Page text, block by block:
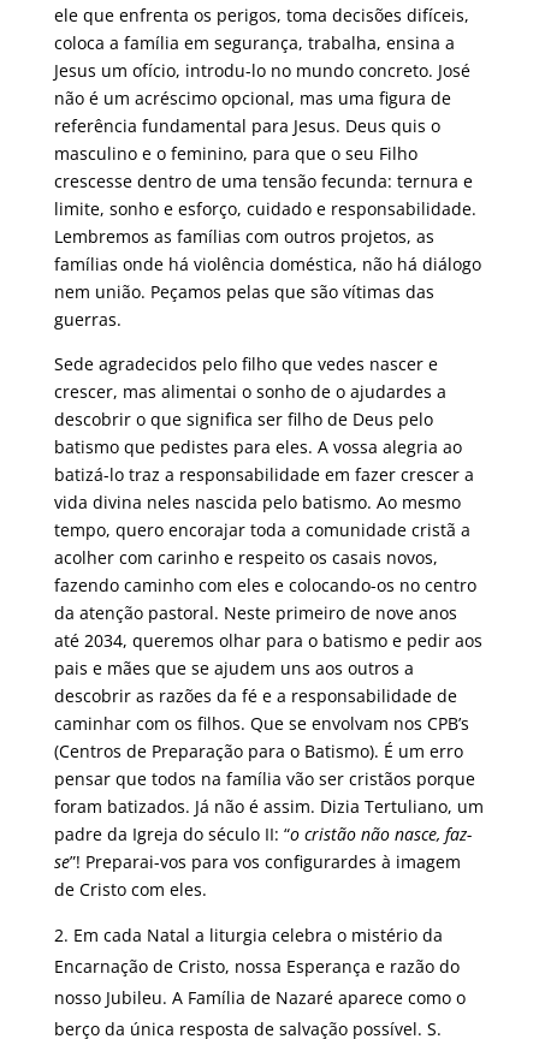
ele que enfrenta os perigos, toma decisões difíceis,
coloca a família em segurança, trabalha, ensina a
Jesus um ofício, introdu-lo no mundo concreto. José
não é um acréscimo opcional, mas uma figura de
referência fundamental para Jesus. Deus quis o
masculino e o feminino, para que o seu Filho
crescesse dentro de uma tensão fecunda: ternura e
limite, sonho e esforço, cuidado e responsabilidade.
Lembremos as famílias com outros projetos, as
famílias onde há violência doméstica, não há diálogo
nem união. Peçamos pelas que são vítimas das
guerras.
Sede agradecidos pelo filho que vedes nascer e
crescer, mas alimentai o sonho de o ajudardes a
descobrir o que significa ser filho de Deus pelo
batismo que pedistes para eles. A vossa alegria ao
batizá-lo traz a responsabilidade em fazer crescer a
vida divina neles nascida pelo batismo. Ao mesmo
tempo, quero encorajar toda a comunidade cristã a
acolher com carinho e respeito os casais novos,
fazendo caminho com eles e colocando-os no centro
da atenção pastoral. Neste primeiro de nove anos
até 2034, queremos olhar para o batismo e pedir aos
pais e mães que se ajudem uns aos outros a
descobrir as razões da fé e a responsabilidade de
caminhar com os filhos. Que se envolvam nos CPB’s
(Centros de Preparação para o Batismo). É um erro
pensar que todos na família vão ser cristãos porque
foram batizados. Já não é assim. Dizia Tertuliano, um
padre da Igreja do século II: “o cristão não nasce, faz-
se”! Preparai-vos para vos configurardes à imagem
de Cristo com eles.
Em cada Natal a liturgia celebra o mistério da
Encarnação de Cristo, nossa Esperança e razão do
nosso Jubileu. A Família de Nazaré aparece como o
berço da única resposta de salvação possível. S.